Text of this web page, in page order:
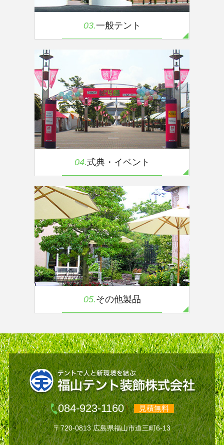
03.一般テント
04.式典・イベント
05.その他製品
084-923-1160 見積無料
〒720-0813 広島県福山市道三町6-13